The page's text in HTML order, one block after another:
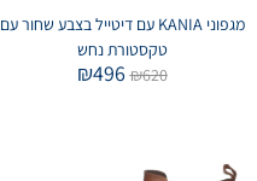
מגפוני KANIA עם דיטייל בצבע שחור עם
טקסטורת נחש
₪620
₪496